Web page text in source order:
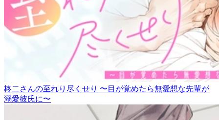
柊二さんの至れり尽くせり 〜目が覚めたら無愛想な先輩が
溺愛彼氏に〜